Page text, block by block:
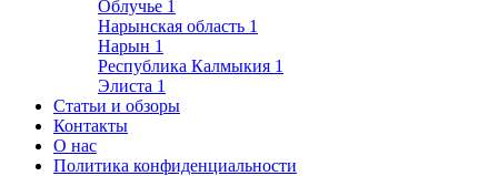
Облучье 1
Нарынская область 1
Нарын 1
Республика Калмыкия 1
Элиста 1
Статьи и обзоры
Контакты
О нас
Политика конфиденциальности